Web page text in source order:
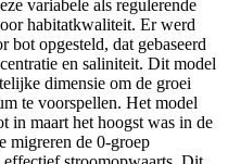
variabele als regulerende
habitatkwaliteit. Er werd
bot opgesteld, dat gebaseerd
en saliniteit. Dit model
dimensie om de groei
te voorspellen. Het model
in maart het hoogst was in de
migreren de 0-groep